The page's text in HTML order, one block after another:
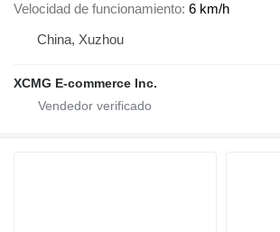
Velocidad de funcionamiento 6 km/h
China, Xuzhou
XCMG E-commerce Inc.